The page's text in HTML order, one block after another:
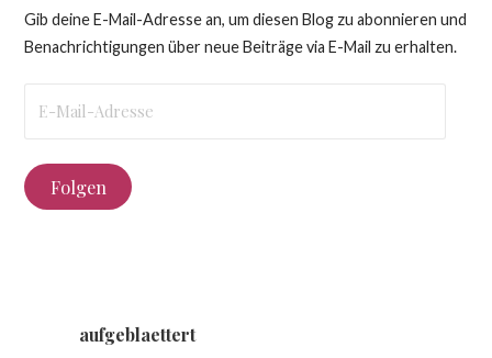
Gib deine E-Mail-Adresse an, um diesen Blog zu abonnieren und
Benachrichtigungen über neue Beiträge via E-Mail zu erhalten.
Mail-
Folgen
aufgeblaettert